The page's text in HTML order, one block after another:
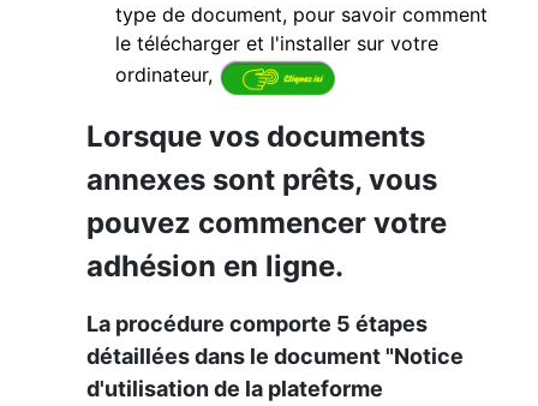
type de document, pour savoir comment
le télécharger et l'installer sur votre
ordinateur,
Lorsque vos documents
annexes sont prêts, vous
pouvez commencer votre
adhésion en ligne.
La procédure comporte 5 étapes
détaillées dans le document "Notice
d'utilisation de la plateforme